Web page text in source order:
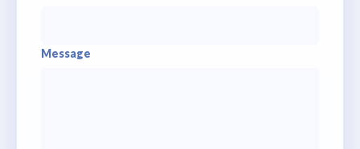
Message